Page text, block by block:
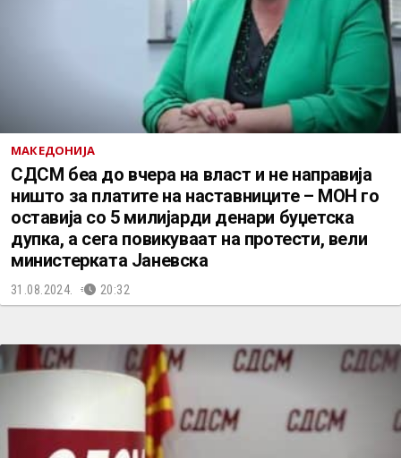
МАКЕДОНИЈА
СДСМ беа до вчера на власт и не направија
ништо за платите на наставниците – МОН го
оставија со 5 милијарди денари буџетска
дупка, а сега повикуваат на протести, вели
министерката Јаневска
31.08.2024. 20:32